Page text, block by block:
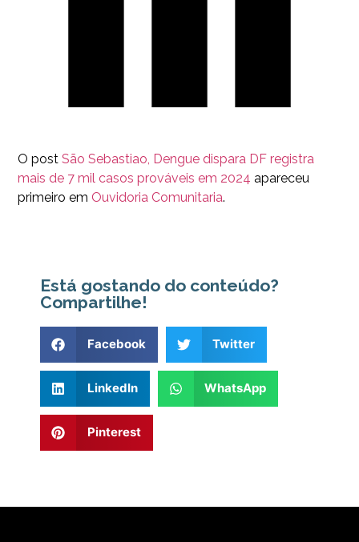
O post São Sebastiao, Dengue dispara DF registra
mais de 7 mil casos prováveis em 2024 apareceu
primeiro em Ouvidoria Comunitaria.
Está gostando do conteúdo?
Compartilhe!
Facebook Twitter
LinkedIn WhatsApp
Pinterest